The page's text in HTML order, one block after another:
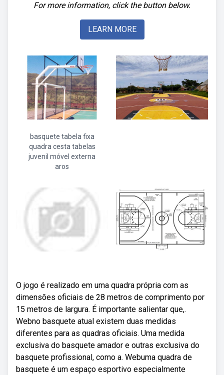
For more information, click the button below.
LEARN MORE
basquete tabela fixa
quadra cesta tabelas
juvenil móvel externa
aros
O jogo é realizado em uma quadra própria com as
dimensões oficiais de 28 metros de comprimento por
15 metros de largura. É importante salientar que,.
Webno basquete atual existem duas medidas
diferentes para as quadras oficiais. Uma medida
exclusiva do basquete amador e outras exclusiva do
basquete profissional, como a. Webuma quadra de
basquete é um espaço esportivo especialmente